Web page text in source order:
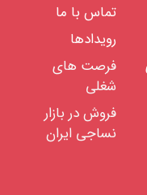
تماس با ما
رویدادها
فرصت های
شغلی
فروش در بازار
نساجی ایران